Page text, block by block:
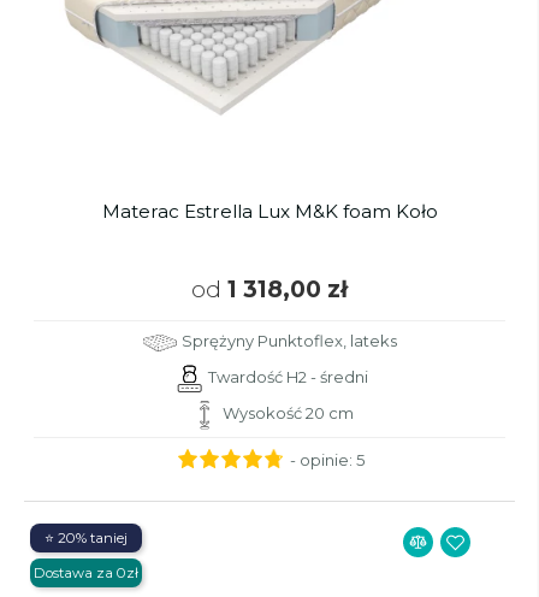
Materac Estrella Lux M&K foam Koło
od 1 318,00 zł
Sprężyny Punktoflex, lateks
Twardość H2 - średni
Wysokość 20 cm
- opinie: 5
⭐ 20% taniej
Dostawa za 0zł